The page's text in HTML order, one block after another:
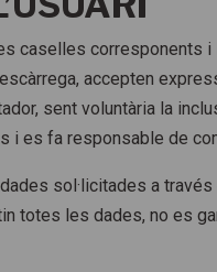
caselles
accepten
sent voluntària la
i es fa responsable de
sol·licitades a
totes les dades, no es